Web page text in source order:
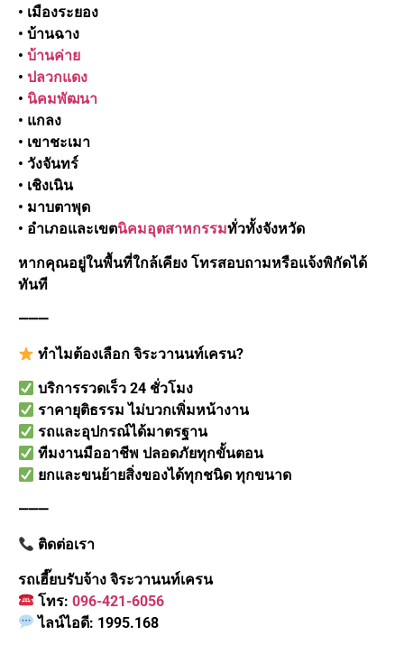
• เมืองระยอง
• บ้านฉาง
• บ้านค่าย
• ปลวกแดง
• นิคมพัฒนา
• แกลง
• เขาชะเมา
• วังจันทร์
• เชิงเนิน
• มาบตาพุด
• อำเภอและเขตนิคมอุตสาหกรรมทั่วทั้งจังหวัด
หากคุณอยู่ในพื้นที่ใกล้เคียง โทรสอบถามหรือแจ้งพิกัดได้
ทันที
⸻
ทำไมต้องเลือก จิระวานนท์เครน?
บริการรวดเร็ว 24 ชั่วโมง
ราคายุติธรรม ไม่บวกเพิ่มหน้างาน
รถและอุปกรณ์ได้มาตรฐาน
ทีมงานมืออาชีพ ปลอดภัยทุกขั้นตอน
ยกและขนย้ายสิ่งของได้ทุกชนิด ทุกขนาด
⸻
ติดต่อเรา
รถเฮี๊ยบรับจ้าง จิระวานนท์เครน
โทร:096-421-6056
ไลน์ไอดี: 1995.168